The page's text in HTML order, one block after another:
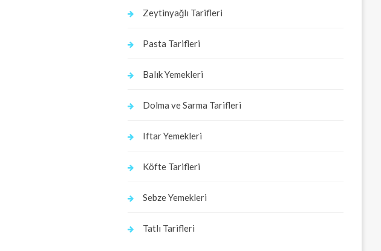
Zeytinyağlı Tarifleri
Pasta Tarifleri
Balık Yemekleri
Dolma ve Sarma Tarifleri
Iftar Yemekleri
Köfte Tarifleri
Sebze Yemekleri
Tatlı Tarifleri